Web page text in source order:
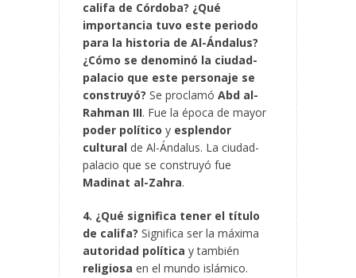
califa de Córdoba? ¿Qué
importancia tuvo este periodo
para la historia de Al-Ándalus?
¿Cómo se denominó la ciudad-
palacio que este personaje se
construyó? Se proclamó Abd al-
Rahman III. Fue la época de mayor
poder político y esplendor
cultural de Al-Ándalus. La ciudad-
palacio que se construyó fue
Madinat al-Zahra.
4. ¿Qué significa tener el título
de califa? Significa ser la máxima
autoridad política y también
religiosa en el mundo islámico.